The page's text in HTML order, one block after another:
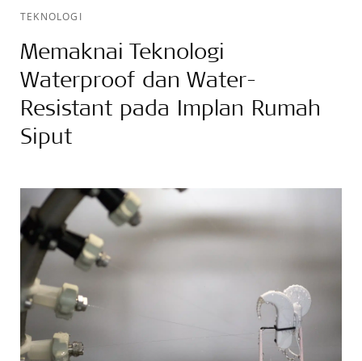
TEKNOLOGI
Memaknai Teknologi
Waterproof dan Water-
Resistant pada Implan Rumah
Siput